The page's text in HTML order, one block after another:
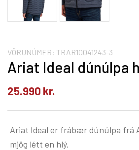
VÖRUNÚMER: TRAR10041243-3
Ariat Ideal dúnúlpa
25.990 kr.
Ariat Ideal er frábær dúnúlpa frá
mjög létt en hlý.